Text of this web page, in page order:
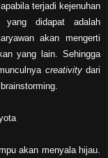
terjadi kejenuhan
yang didapat adalah
akan mengerti
yang lain. Sehingga
creativitydari
akan menyala hijau.